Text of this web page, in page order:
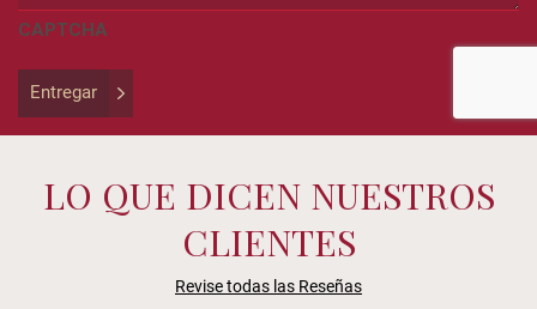
CAPTCHA
be
left
unchanged.
Entregar
LO QUE DICEN NUESTROS
CLIENTES
Revise todas las Reseñas